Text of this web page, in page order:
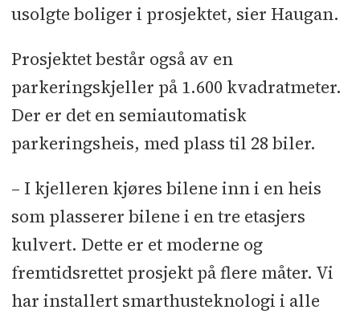
og granab: Bo Andrenl
GlassteamlSolskjerming: Kvint
BlendexlPorter og branngardiner:
WindsorlBrannsikring: Firesafe
Fasadeleverandør: Cembritl
usolgte boliger i prosjektet, sier Haugan.
Prosjektet består også av en
parkeringskjeller på 1.600 kvadratmeter.
Der er det en semiautomatisk
parkeringsheis, med plass til 28 biler.
– I kjelleren kjøres bilene inn i en heis
som plasserer bilene i en tre etasjers
kulvert. Dette er et moderne og
fremtidsrettet prosjekt på flere måter. Vi
har installert smarthusteknologi i alle